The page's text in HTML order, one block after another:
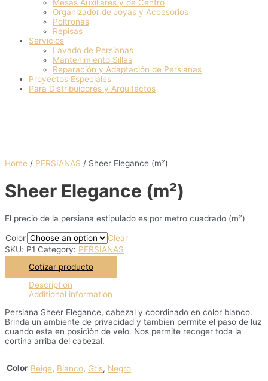
Mesas Auxiliares y de Centro
Organizador de Joyas y Accesorios
Poltronas
Repisas
Servicios
Lavado de Persianas
Mantenimiento Sillas
Reparación y Adaptación de Persianas
Proyectos Especiales
Para Distribuidores y Arquitectos
Home / PERSIANAS / Sheer Elegance (m²)
Sheer Elegance (m²)
El precio de la persiana estipulado es por metro cuadrado (m²)
Color
Clear
SKU: P1 Category: PERSIANAS
Cotizar producto
Description
Additional information
Persiana Sheer Elegance, cabezal y coordinado en color blanco.
Brinda un ambiente de privacidad y tambien permite el paso de luz
cuando esta en posicìòn de velo. Nos permite recoger toda la
cortina arriba del cabezal.
Color Beige, Blanco, Gris, Negro